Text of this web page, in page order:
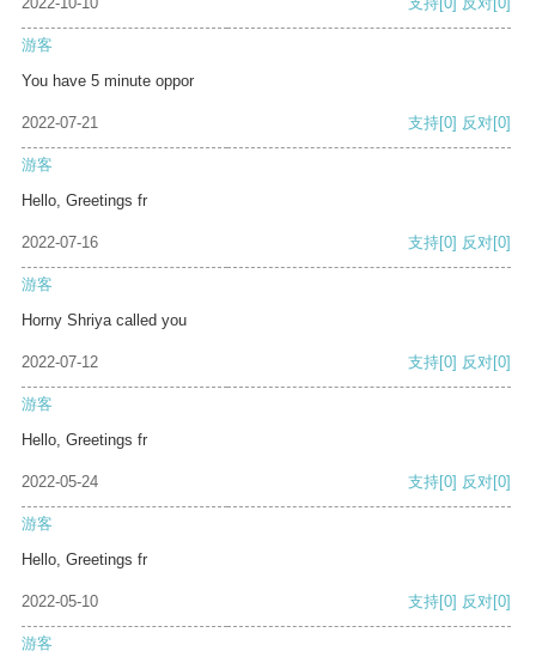
游客
You have 5 minute oppor
2022-07-21 支持[0] 反对[0]
游客
Hello, Greetings fr
2022-07-16 支持[0] 反对[0]
游客
Horny Shriya called you
2022-07-12 支持[0] 反对[0]
游客
Hello, Greetings fr
2022-05-24 支持[0] 反对[0]
游客
Hello, Greetings fr
2022-05-10 支持[0] 反对[0]
游客